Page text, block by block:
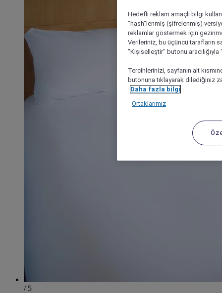
/ 5
Hedefli reklam amaçlı bilgi
"hash"lenmiş (şifrelenmiş)
reklamlar göstermek için
Verileriniz, bu üçüncü tarafların
"Kişiselleştir" butonu
Tercihlerinizi, sayfanın alt
butonuna tıklayarak dilediğiniz
Daha fazla bilgi
Ortaklarımız